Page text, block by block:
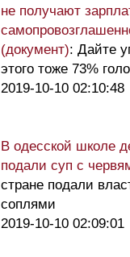
не получают
(документ): Дайте
этого тоже 73%
2019-10-10 02:10:48
В одесской школе
подали суп с
стране подали
соплями
2019-10-10 02:09:01